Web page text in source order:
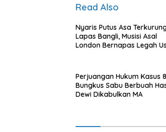
Read Also
Nyaris Putus Asa
Lapas Bangli, Musisi Asal
London Bernapas Legah
Perjuangan Hukum Kasus
Bungkus Sabu Berbuah
Dewi Dikabulkan MA